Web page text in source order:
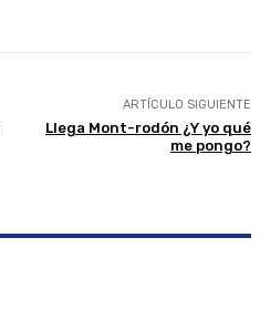
ARTÍCULO SIGUIENTE
Llega Mont-rodón ¿Y yo qué
me pongo?